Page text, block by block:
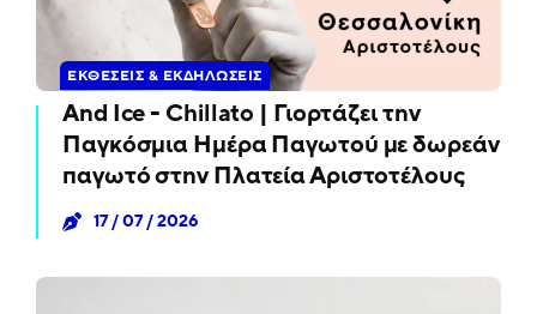
ΕΚΘΈΣΕΙΣ & ΕΚΔΗΛΏΣΕΙΣ
And Ice - Chillato | Γιορτάζει την
Παγκόσμια Ημέρα Παγωτού με δωρεάν
παγωτό στην Πλατεία Αριστοτέλους
17 / 07 / 2026